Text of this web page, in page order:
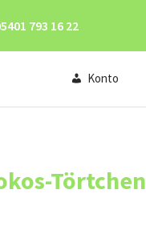
793 16 22
Konto
Törtchen